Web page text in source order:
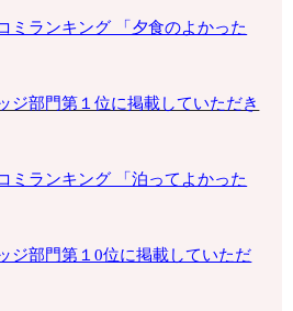
ミランキング 「夕食のよかった
ジ部門第１位に掲載していただき
ミランキング 「泊ってよかった
ジ部門第１0位に掲載していただ